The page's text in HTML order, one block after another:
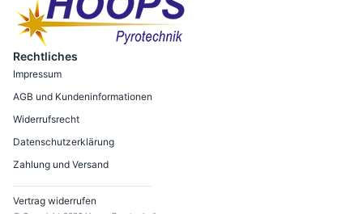
Rechtliches
Impressum
AGB und Kundeninformationen
Widerrufsrecht
Datenschutzerklärung
Zahlung und Versand
Vertrag widerrufen